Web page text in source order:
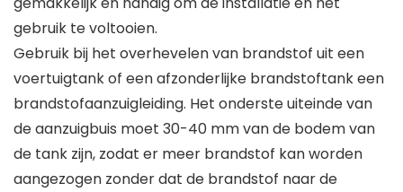
gebruik te voltooien.
Gebruik bij het overhevelen van brandstof uit een
voertuigtank of een afzonderlijke brandstoftank een
brandstofaanzuigleiding. Het onderste uiteinde van
de aanzuigbuis moet 30-40 mm van de bodem van
de tank zijn, zodat er meer brandstof kan worden
aangezogen zonder dat de brandstof naar de